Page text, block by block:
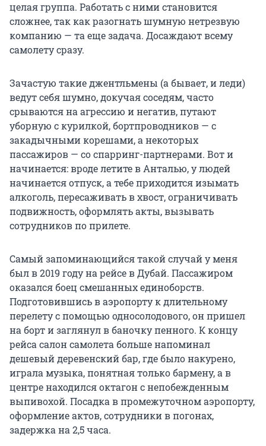
целая группа. Работать с ними становится
сложнее, так как разогнать шумную нетрезвую
компанию — та еще задача. Досаждают всему
самолету сразу.
Зачастую такие джентльмены (а бывает, и леди)
ведут себя шумно, докучая соседям, часто
срываются на агрессию и негатив, путают
уборную с курилкой, бортпроводников — с
закадычными корешами, а некоторых
пассажиров — со спарринг-партнерами. Вот и
начинается: вроде летите в Анталью, у людей
начинается отпуск, а тебе приходится изымать
алкоголь, пересаживать в хвост, ограничивать
подвижность, оформлять акты, вызывать
сотрудников по прилете.
Самый запоминающийся такой случай у меня
был в 2019 году на рейсе в Дубай. Пассажиром
оказался боец смешанных единоборств.
Подготовившись в аэропорту к длительному
перелету с помощью односолодового, он пришел
на борт и заглянул в баночку пенного. К концу
рейса салон самолета больше напоминал
дешевый деревенский бар, где было накурено,
играла музыка, понятная только бармену, а в
центре находился октагон с непобежденным
выпивохой. Посадка в промежуточном аэропорту,
оформление актов, сотрудники в погонах,
задержка на 2,5 часа.